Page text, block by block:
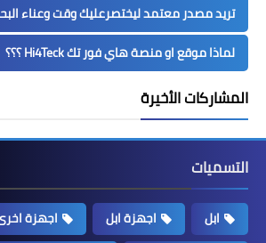
تريد مصدر معتمد ليختصرعليك وقت وعناء
لماذا موقع او منصة هاي فور تك Hi4Teck ؟؟؟
المشاركات الأخيرة
التسميات
ابل اجهزة ابل اجهزة